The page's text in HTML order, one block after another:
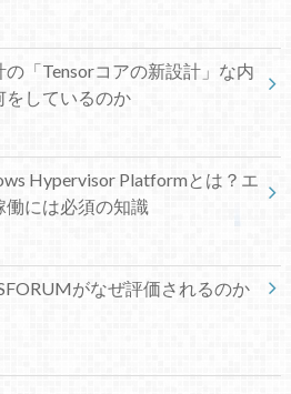
の「Tensorコアの新設計」な内
をしているのか
Hypervisor Platformとは？エ
働には必須の知識
がなぜ評価されるのか